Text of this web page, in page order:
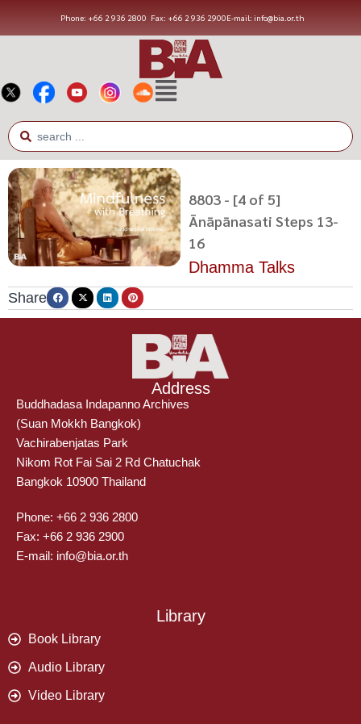
Phone: +66 2 936 2800 Fax: +66 2 936 2900E-mail: info@bia.or.th
8803 - [4 of 5]
Ānāpānasati Steps 13-
16
Dhamma Talks
Share
Address
Buddhadasa Indapanno Archives
(Suan Mokkh Bangkok)
Vachirabenjatas Park
Nikom Rot Fai Sai 2 Rd Chatuchak
Bangkok 10900 Thailand
Phone: +66 2 936 2800
Fax: +66 2 936 2900
E-mail: info@bia.or.th
Library
Book Library
Audio Library
Video Library